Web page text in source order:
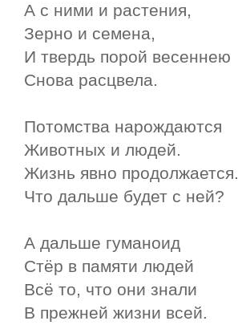
А с ними и растения,
Зерно и семена,
И твердь порой весеннею
Снова расцвела.
Потомства нарождаются
Животных и людей.
Жизнь явно продолжается.
Что дальше будет с ней?
А дальше гуманоид
Стёр в памяти людей
Всё то, что они знали
В прежней жизни всей.